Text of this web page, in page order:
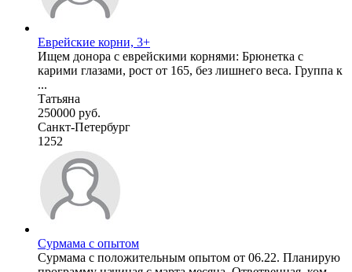
Еврейские корни, 3+
Ищем донора с еврейскими корнями: Брюнетка с
карими глазами, рост от 165, без лишнего веса. Группа к
...
Татьяна
250000 руб.
Санкт-Петербург
1252
Сурмама с опытом
Сурмама с положительным опытом от 06.22. Планирую